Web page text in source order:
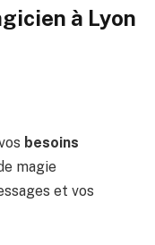
à Lyon
besoins
magie
et vos